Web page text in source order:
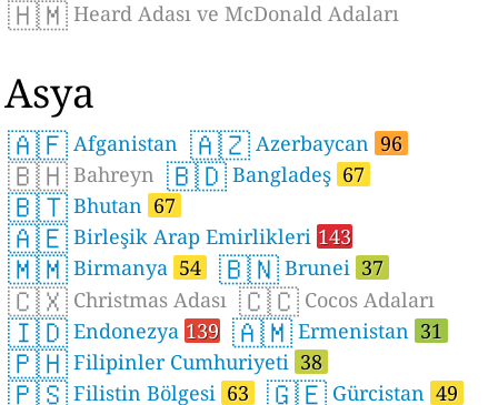
🇭🇲 Heard Adası ve McDonald Adaları
Asya
🇦🇫 Afganistan 🇦🇿 Azerbaycan 96
🇧🇭 Bahreyn 🇧🇩 Bangladeş 67
🇧🇹 Bhutan 67
🇦🇪 Birleşik Arap Emirlikleri 143
🇲🇲 Birmanya 54 🇧🇳 Brunei 37
🇨🇽 Christmas Adası 🇨🇨 Cocos Adaları
🇮🇩 Endonezya 139 🇦🇲 Ermenistan 31
🇵🇭 Filipinler Cumhuriyeti 38
🇵🇸 Filistin Bölgesi 63 🇬🇪 Gürcistan 49